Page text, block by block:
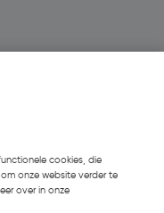
- Bekijk voorraadniveaus en
cookies, die
onze website verder te
over in onze